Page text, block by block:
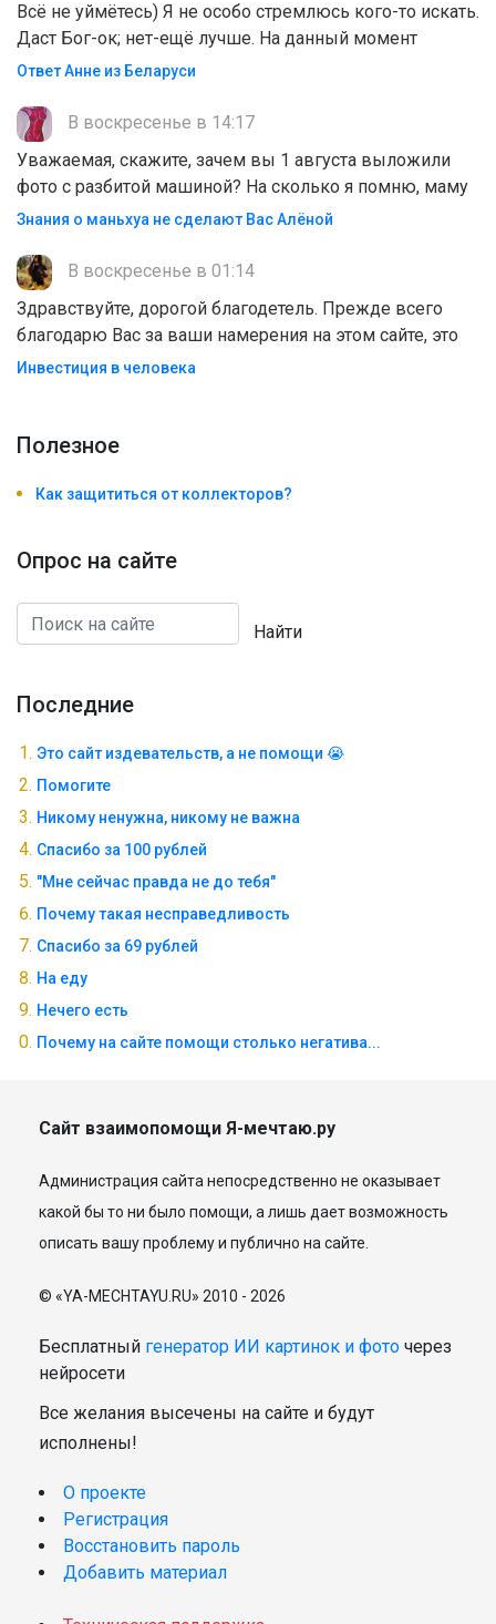
Всё не уймётесь) Я не особо стремлюсь кого-то искать.
Даст Бог-ок; нет-ещё лучше. На данный момент
Ответ Анне из Беларуси
В воскресенье в 14:17
Уважаемая, скажите, зачем вы 1 августа выложили
фото с разбитой машиной? На сколько я помню, маму
Знания о маньхуа не сделают Вас Алëной
В воскресенье в 01:14
Здравствуйте, дорогой благодетель. Прежде всего
благодарю Вас за ваши намерения на этом сайте, это
Инвестиция в человека
Полезноe
Как защититься от коллекторов?
Опрос на сайте
Найти
Последние
Это сайт издевательств, а не помощи 😭
Помогите
Никому ненужна, никому не важна
Спасибо за 100 рублей
"Мне сейчас правда не до тебя"
Почему такая несправедливость
Спасибо за 69 рублей
На еду
Нечего есть
Почему на сайте помощи столько негатива...
Сайт взаимопомощи Я-мечтаю.ру
Администрация сайта непосредственно не оказывает
какой бы то ни было помощи, а лишь дает возможность
описать вашу проблему и публично на сайте.
© «YA-MECHTAYU.RU» 2010 - 2026
Бесплатный генератор ИИ картинок и фото через
нейросети
Все желания высечены на сайте и будут
исполнены!
О проекте
Регистрация
Восстановить пароль
Добавить материал